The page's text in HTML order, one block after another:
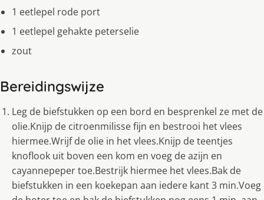
1 eetlepel rode port
1 eetlepel gehakte peterselie
zout
Bereidingswijze
Leg de biefstukken op een bord en besprenkel ze met de
olie.Knijp de citroenmilisse fijn en bestrooi het vlees
hiermee.Wrijf de olie in het vlees.Knijp de teentjes
knoflook uit boven een kom en voeg de azijn en
cayannepeper toe.Bestrijk hiermee het vlees.Bak de
biefstukken in een koekepan aan iedere kant 3 min.Voeg